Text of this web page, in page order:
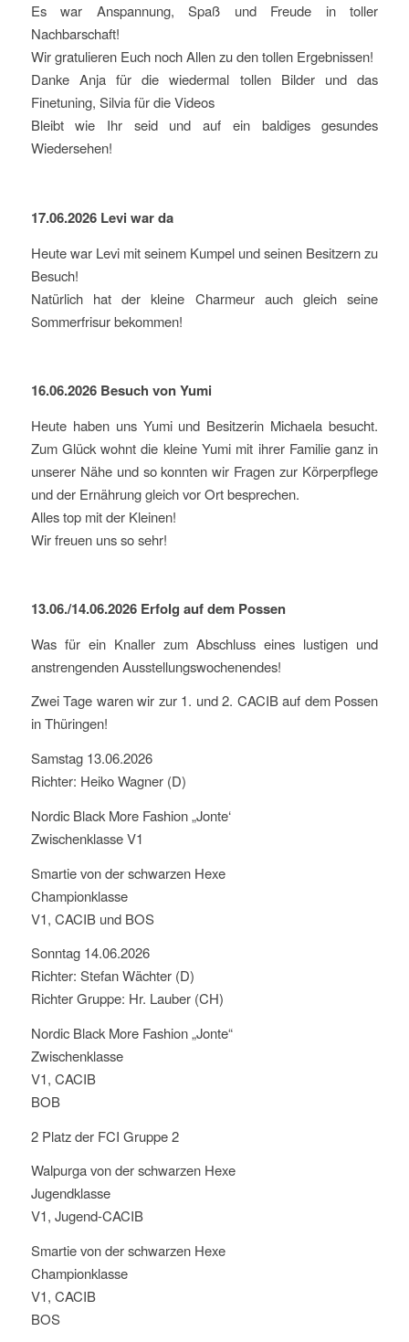
Es war Anspannung, Spaß und Freude in toller
Nachbarschaft!
Wir gratulieren Euch noch Allen zu den tollen Ergebnissen!
Danke Anja für die wiedermal tollen Bilder und das
Finetuning, Silvia für die Videos
Bleibt wie Ihr seid und auf ein baldiges gesundes
Wiedersehen!
17.06.2026 Levi war da
Heute war Levi mit seinem Kumpel und seinen Besitzern zu
Besuch!
Natürlich hat der kleine Charmeur auch gleich seine
Sommerfrisur bekommen!
16.06.2026 Besuch von Yumi
Heute haben uns Yumi und Besitzerin Michaela besucht.
Zum Glück wohnt die kleine Yumi mit ihrer Familie ganz in
unserer Nähe und so konnten wir Fragen zur Körperpflege
und der Ernährung gleich vor Ort besprechen.
Alles top mit der Kleinen!
Wir freuen uns so sehr!
13.06./14.06.2026 Erfolg auf dem Possen
Was für ein Knaller zum Abschluss eines lustigen und
anstrengenden Ausstellungswochenendes!
Zwei Tage waren wir zur 1. und 2. CACIB auf dem Possen
in Thüringen!
Samstag 13.06.2026
Richter: Heiko Wagner (D)
Nordic Black More Fashion „Jonte‘
Zwischenklasse V1
Smartie von der schwarzen Hexe
Championklasse
V1, CACIB und BOS
Sonntag 14.06.2026
Richter: Stefan Wächter (D)
Richter Gruppe: Hr. Lauber (CH)
Nordic Black More Fashion „Jonte“
Zwischenklasse
V1, CACIB
BOB
2 Platz der FCI Gruppe 2
Walpurga von der schwarzen Hexe
Jugendklasse
V1, Jugend-CACIB
Smartie von der schwarzen Hexe
Championklasse
V1, CACIB
BOS